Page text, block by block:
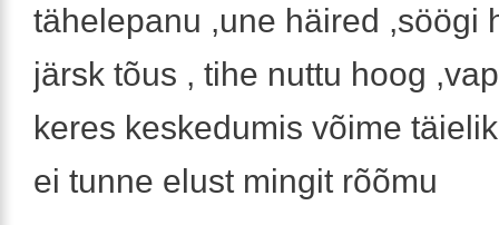
tähelepanu ,une häired ,söögi
järsk tõus , tihe nuttu hoog
keres keskedumis võime
ei tunne elust mingit rõõmu